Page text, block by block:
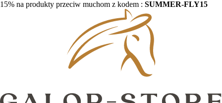
15% na produkty przeciw muchom z kodem : SUMMER-FLY15